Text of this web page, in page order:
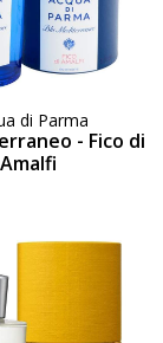
di Parma
- Fico di
Amalfi